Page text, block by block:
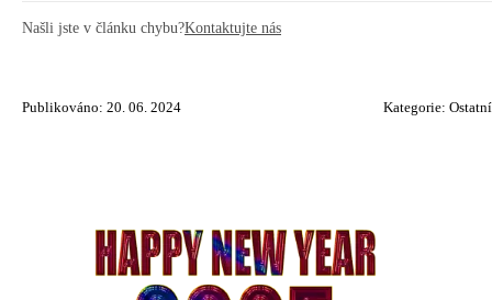
Našli jste v článku chybu?Kontaktujte nás
Publikováno: 20. 06. 2024 Kategorie: Ostatní